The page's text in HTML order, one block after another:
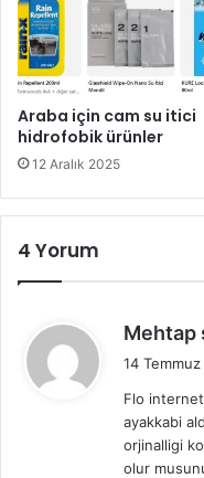
Araba için cam su itici
hidrofobik ürünler
12 Aralık 2025
4 Yorum
Mehtap
14
Flo
ayakkabi
orjinalligi
olur